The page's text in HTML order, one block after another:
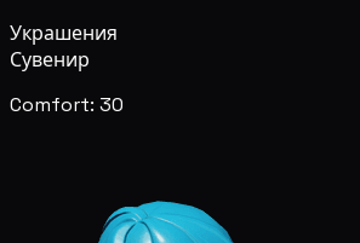
Украшения
Сувенир
Comfort: 30